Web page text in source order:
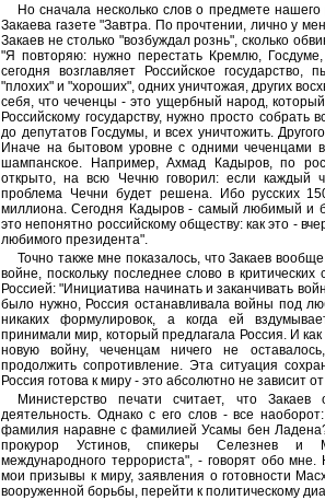
Но сначала несколько слов о предмете
Закаева газете "Завтра. По прочтении, лично у
Закаев не столько "возбуждал рознь", сколько
"Я повторяю: нужно перестать Кремлю,
сегодня возглавляет Российское государство,
"плохих" и "хороших", одних уничтожая, других
себя, что чеченцы - это ущербный народ,
Российскому государству, нужно просто собрать
до депутатов Госдумы, и всех уничтожить.
Иначе на бытовом уровне с одними чеченцами
шампанское. Например, Ахмад Кадыров, по
открыто, на всю Чечню говорил: если каждый
проблема Чечни будет решена. Ибо русских
миллиона. Сегодня Кадыров - самый любимый и
это непонятно российскому обществу: как это -
любимого президента".
Точно также мне показалось, что Закаев
войне, поскольку последнее слово в критических
Россией: "Инициатива начинать и заканчивать
было нужно, Россия останавливала войны под
никаких формулировок, а когда ей
принимали мир, который предлагала Россия. И
новую войну, чеченцам ничего не
продолжить сопротивление. Эта ситуация
Россия готова к миру - это абсолютно не зависит
Министерство печати считает, что Закаев
деятельность. Однако с его слов - все
фамилия наравне с фамилией Усамы бен
прокурор Устинов, спикеры Селезнев и
международного террориста", - говорят обо
мои призывы к миру, заявления о готовности
вооруженной борьбы, перейти к политическому